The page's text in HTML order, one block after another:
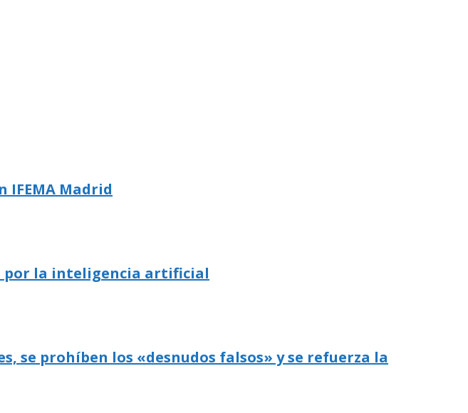
IFEMA Madrid
por la inteligencia artificial
se prohíben los «desnudos falsos» y se refuerza la